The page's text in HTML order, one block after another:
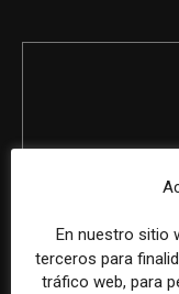
En nuestro sitio
terceros para
tráfico web, para